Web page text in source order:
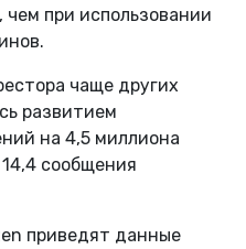
чем при использовании
чаще других
развитием
на 4,5 миллиона
сообщения
приведят данные